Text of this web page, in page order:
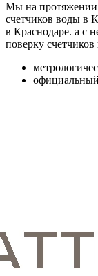
Мы на протяжении
счетчиков воды в
в Краснодаре. а с
поверку